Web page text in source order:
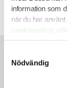
information som
när du har
cookiepolicy,
här.
Nödvändig